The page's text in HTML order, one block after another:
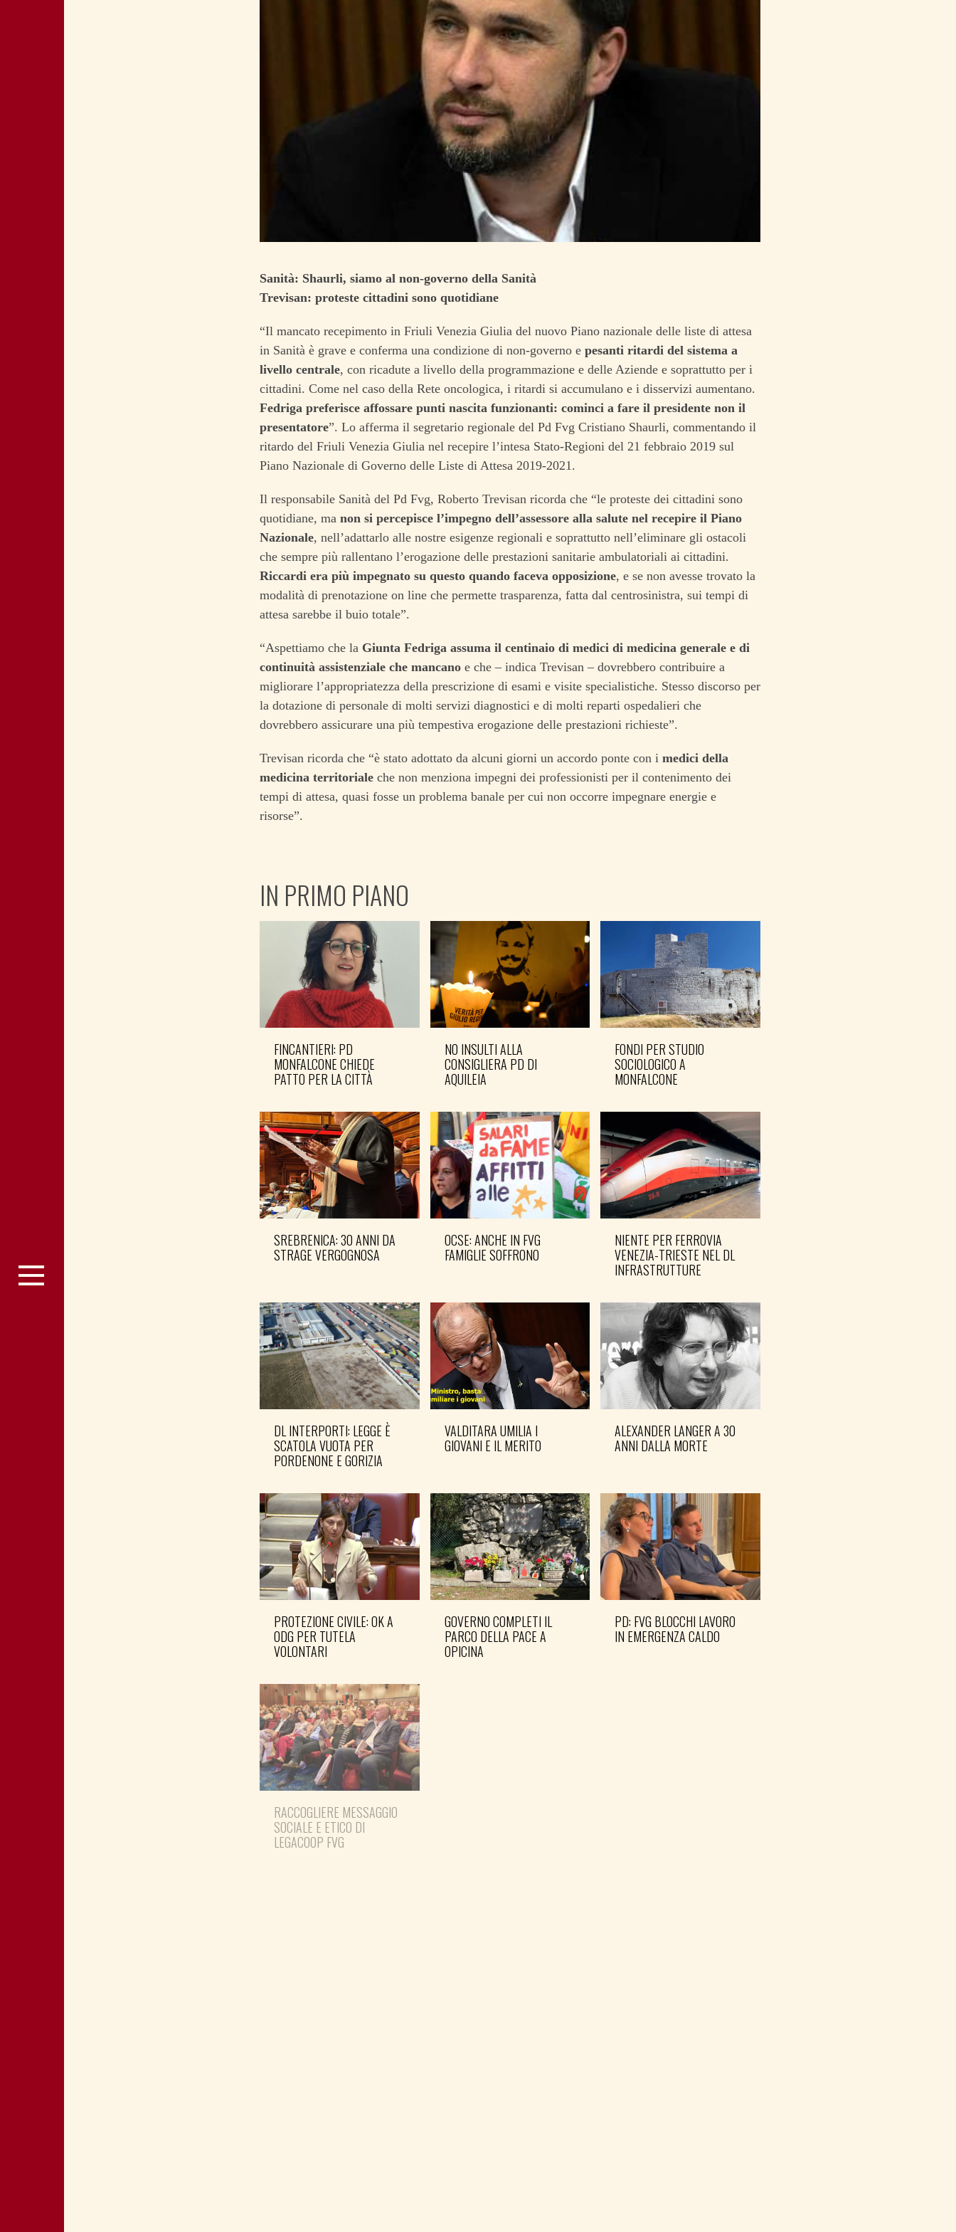
Sanità: Shaurli, siamo al non-governo della Sanità
Trevisan: proteste cittadini sono quotidiane
“Il mancato recepimento in Friuli Venezia Giulia del nuovo Piano nazionale delle liste di attesa
in Sanità è grave e conferma una condizione di non-governo e pesanti ritardi del sistema a
livello centrale, con ricadute a livello della programmazione e delle Aziende e soprattutto per i
cittadini. Come nel caso della Rete oncologica, i ritardi si accumulano e i disservizi aumentano.
Fedriga preferisce affossare punti nascita funzionanti: cominci a fare il presidente non il
presentatore”. Lo afferma il segretario regionale del Pd Fvg Cristiano Shaurli, commentando il
ritardo del Friuli Venezia Giulia nel recepire l’intesa Stato-Regioni del 21 febbraio 2019 sul
Piano Nazionale di Governo delle Liste di Attesa 2019-2021.
Il responsabile Sanità del Pd Fvg, Roberto Trevisan ricorda che “le proteste dei cittadini sono
quotidiane, ma non si percepisce l’impegno dell’assessore alla salute nel recepire il Piano
Nazionale, nell’adattarlo alle nostre esigenze regionali e soprattutto nell’eliminare gli ostacoli
che sempre più rallentano l’erogazione delle prestazioni sanitarie ambulatoriali ai cittadini.
Riccardi era più impegnato su questo quando faceva opposizione, e se non avesse trovato la
modalità di prenotazione on line che permette trasparenza, fatta dal centrosinistra, sui tempi di
attesa sarebbe il buio totale”.
“Aspettiamo che la Giunta Fedriga assuma il centinaio di medici di medicina generale e di
continuità assistenziale che mancanoe che – indica Trevisan – dovrebbero contribuire a
migliorare l’appropriatezza della prescrizione di esami e visite specialistiche. Stesso discorso per
la dotazione di personale di molti servizi diagnostici e di molti reparti ospedalieri che
dovrebbero assicurare una più tempestiva erogazione delle prestazioni richieste”.
Trevisan ricorda che “è stato adottato da alcuni giorni un accordo ponte con i medici della
medicina territorialeche non menziona impegni dei professionisti per il contenimento dei
tempi di attesa, quasi fosse un problema banale per cui non occorre impegnare energie e
risorse”.
IN PRIMO PIANO
FINCANTIERI: PD
MONFALCONE CHIEDE
PATTO PER LA CITTÀ
NO INSULTI ALLA
CONSIGLIERA PD DI
AQUILEIA
FONDI PER STUDIO
SOCIOLOGICO A
MONFALCONE
SREBRENICA: 30 ANNI DA
STRAGE VERGOGNOSA
OCSE: ANCHE IN FVG
FAMIGLIE SOFFRONO
NIENTE PER FERROVIA
VENEZIA-TRIESTE NEL DL
INFRASTRUTTURE
DL INTERPORTI: LEGGE È
SCATOLA VUOTA PER
PORDENONE E GORIZIA
VALDITARA UMILIA I
GIOVANI E IL MERITO
ALEXANDER LANGER A 30
ANNI DALLA MORTE
PROTEZIONE CIVILE: OK A
ODG PER TUTELA
VOLONTARI
GOVERNO COMPLETI IL
PARCO DELLA PACE A
OPICINA
PD: FVG BLOCCHI LAVORO
IN EMERGENZA CALDO
RACCOGLIERE MESSAGGIO
SOCIALE E ETICO DI
LEGACOOP FVG